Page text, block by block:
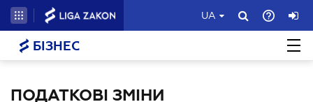
UA
БІЗНЕС
ПОДАТКОВІ ЗМІНИ